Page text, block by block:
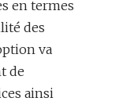
en termes
des
va
de
ainsi